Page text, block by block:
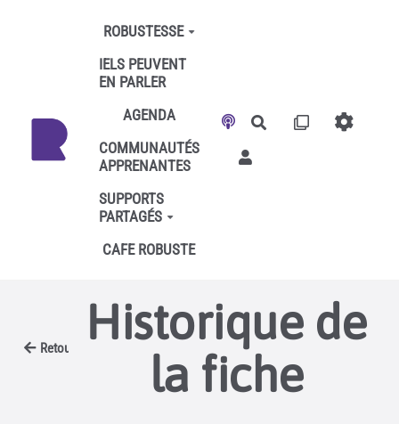
Aller au contenu principal
ROBUSTESSE
IELS PEUVENT
EN PARLER
AGENDA
COMMUNAUTÉS
APPRENANTES
SUPPORTS
PARTAGÉS
CAFE ROBUSTE
Rechercher
Retour
Historique de
la fiche